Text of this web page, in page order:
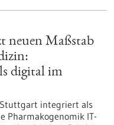
neuen Maßstab
digital im
Stuttgart integriert als
Pharmakogenomik IT-